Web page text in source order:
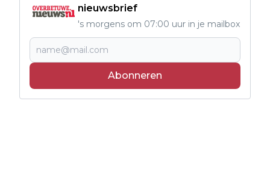
nieuwsbrief
's morgens om 07:00 uur in je mailbox
Abonneren